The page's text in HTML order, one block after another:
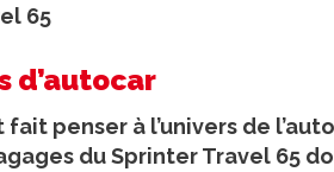
65
d’autocar
penser à l’univers de
du Sprinter Travel 65